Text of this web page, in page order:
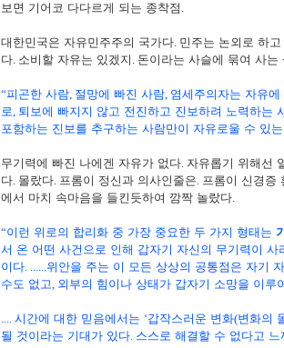
보면 기어코 다다르게 되는 종착점 .
대한민국은 자유민주주의 국가다. 민주는 논외로 하
다. 소비할 자유는 있겠지 . 돈이라는 사슬에 묶여 사는
“피곤한 사람, 절망에 빠진 사람, 염세주의자는 자유
로, 퇴보에 빠지지 않고 전진하고 진보하려 노력하는
포함하는 진보를 추구하는 사람만이 자유로울 수 있
무기력에 빠진 나에겐 자유가 없다. 자유롭기 위해선
다. 몰랐다. 프롬이 정신과 의사인줄은. 프롬이 신경증
에서 마치 속마음을 들킨듯하여 깜짝 놀랐다.
“이런 위로의 합리화 중 가장 중요한 두 가지 형태는
서 온 어떤 사건으로 인해 갑자기 자신의 무기력이 사
이다. ......위안을 주는 이 모든 상상의 공통점은 자기
수도 없고, 외부의 힘이나 상태가 갑자기 소망을 이루
.... 시간에 대한 믿음에서는 ‘갑작스러운 변화(변화의
될 것이라는 기대가 있다. 스스로 해결할 수 없다고